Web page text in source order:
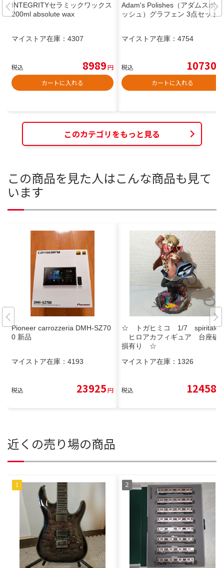
INTEGRITYセラミックワックス
200ml absolute wax
マイストア在庫： 4307
税込 8989円
カートに入れる
Adam's Polishes（アダムスポリ
ッシュ）グラフェン 3点セット
マイストア在庫： 4754
税込 10730
カートに入れる
このカテゴリをもっと見る
この商品を見た人はこんな商品も見て
います
Pioneer carrozzeria DMH-SZ70
0 新品
マイストア在庫： 4193
税込 23925円
☆ トガヒミコ 1/7 spiritale
ヒロアカフィギュア 台座破
損有り ☆
マイストア在庫： 1326
税込 12458
近くの売り場の商品